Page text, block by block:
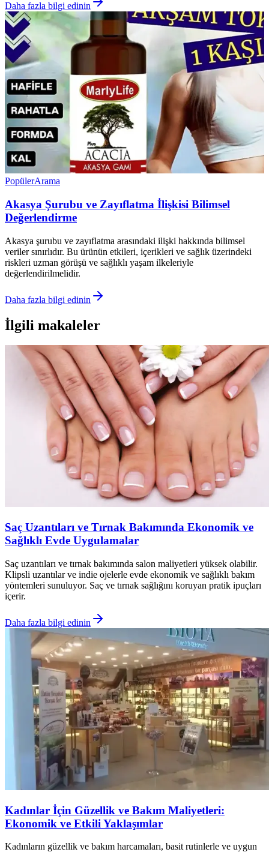
Daha fazla bilgi edinin
PopülerArama
Akasya Şurubu ve Zayıflatma İlişkisi Bilimsel
Değerlendirme
Akasya şurubu ve zayıflatma arasındaki ilişki hakkında bilimsel
veriler sınırlıdır. Bu ürünün etkileri, içerikleri ve sağlık üzerindeki
riskleri uzman görüşü ve sağlıklı yaşam ilkeleriyle
değerlendirilmelidir.
Daha fazla bilgi edinin
İlgili makaleler
Saç Uzantıları ve Tırnak Bakımında Ekonomik ve
Sağlıklı Evde Uygulamalar
Saç uzantıları ve tırnak bakımında salon maliyetleri yüksek olabilir.
Klipsli uzantılar ve indie ojelerle evde ekonomik ve sağlıklı bakım
yöntemleri sunuluyor. Saç ve tırnak sağlığını koruyan pratik ipuçları
içerir.
Daha fazla bilgi edinin
Kadınlar İçin Güzellik ve Bakım Maliyetleri:
Ekonomik ve Etkili Yaklaşımlar
Kadınların güzellik ve bakım harcamaları, basit rutinlerle ve uygun